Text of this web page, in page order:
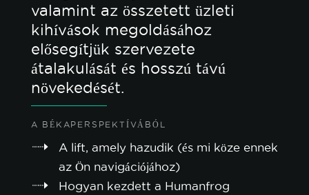
valamint az összetett üzleti
kihívások megoldásához
elősegítjük szervezete
átalakulását és hosszú távú
növekedését.
A BÉKAPERSPEKTÍVÁBÓL
A lift, amely hazudik (és mi köze ennek
az Ön navigációjához)
Hogyan kezdett a Humanfrog